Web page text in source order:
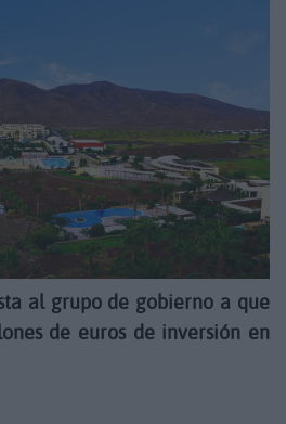
al grupo de gobierno a que
de euros de inversión en